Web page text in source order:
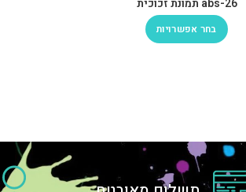
abs-26 תמונת זכוכית
בחר אפשרויות